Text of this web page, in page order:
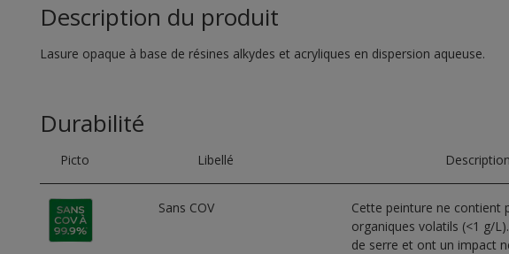
Description du produit
Lasure opaque à base de résines alkydes et acryliques en dispersion aqueuse.
Durabilité
Picto Libellé Description
Sans COV
Cette peinture ne contient
organiques volatils (<1 g/
de serre et ont un impact